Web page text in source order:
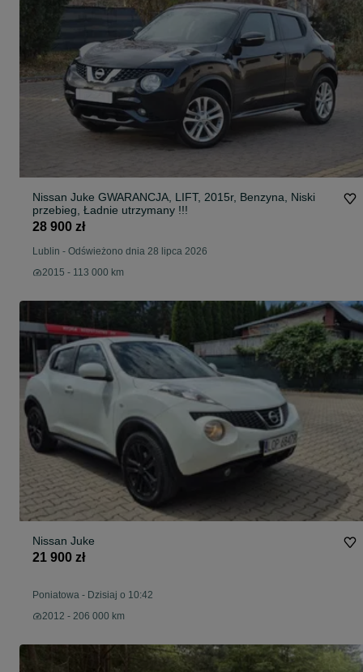
Nissan Juke GWARANCJA, LIFT, 2015r, Benzyna, Niski
przebieg, Ładnie utrzymany !!!
28 900 zł
Lublin - Odświeżono dnia 28 lipca 2026
2015 - 113 000 km
Nissan Juke
21 900 zł
Poniatowa - Dzisiaj o 10:42
2012 - 206 000 km